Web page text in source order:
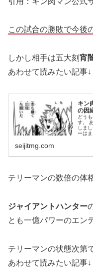
この試合の勝敗で今後
しかし相手は五大刻 宵
あわせて読みたい記事↓
キン
の因
どう
す。
しま
ーは
seijitmg.com
テリーマンの数倍の体
ジャイアントハンター
とも一億パワーのエン
テリーマンの状態次第
あわせて読みたい記事↓